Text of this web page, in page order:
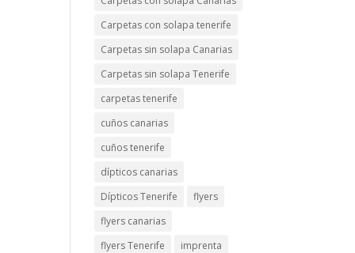
Carpetas con solapa tenerife
Carpetas sin solapa Canarias
Carpetas sin solapa Tenerife
carpetas tenerife
cuños canarias
cuños tenerife
dípticos canarias
Dípticos Tenerife
flyers
flyers canarias
flyers Tenerife
imprenta